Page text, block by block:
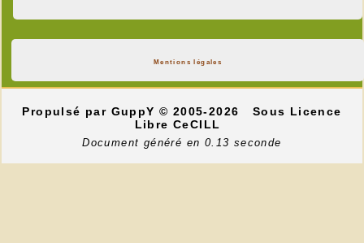
Mentions légales
Propulsé par GuppY© 2005-2026
Sous Licence
Libre CeCILL
Document généré en 0.13 seconde